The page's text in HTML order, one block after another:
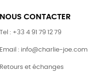
NOUS CONTACTER
Tel : +33 4 91 79 12 79
Email : info@charlie-joe.com
Retours et échanges